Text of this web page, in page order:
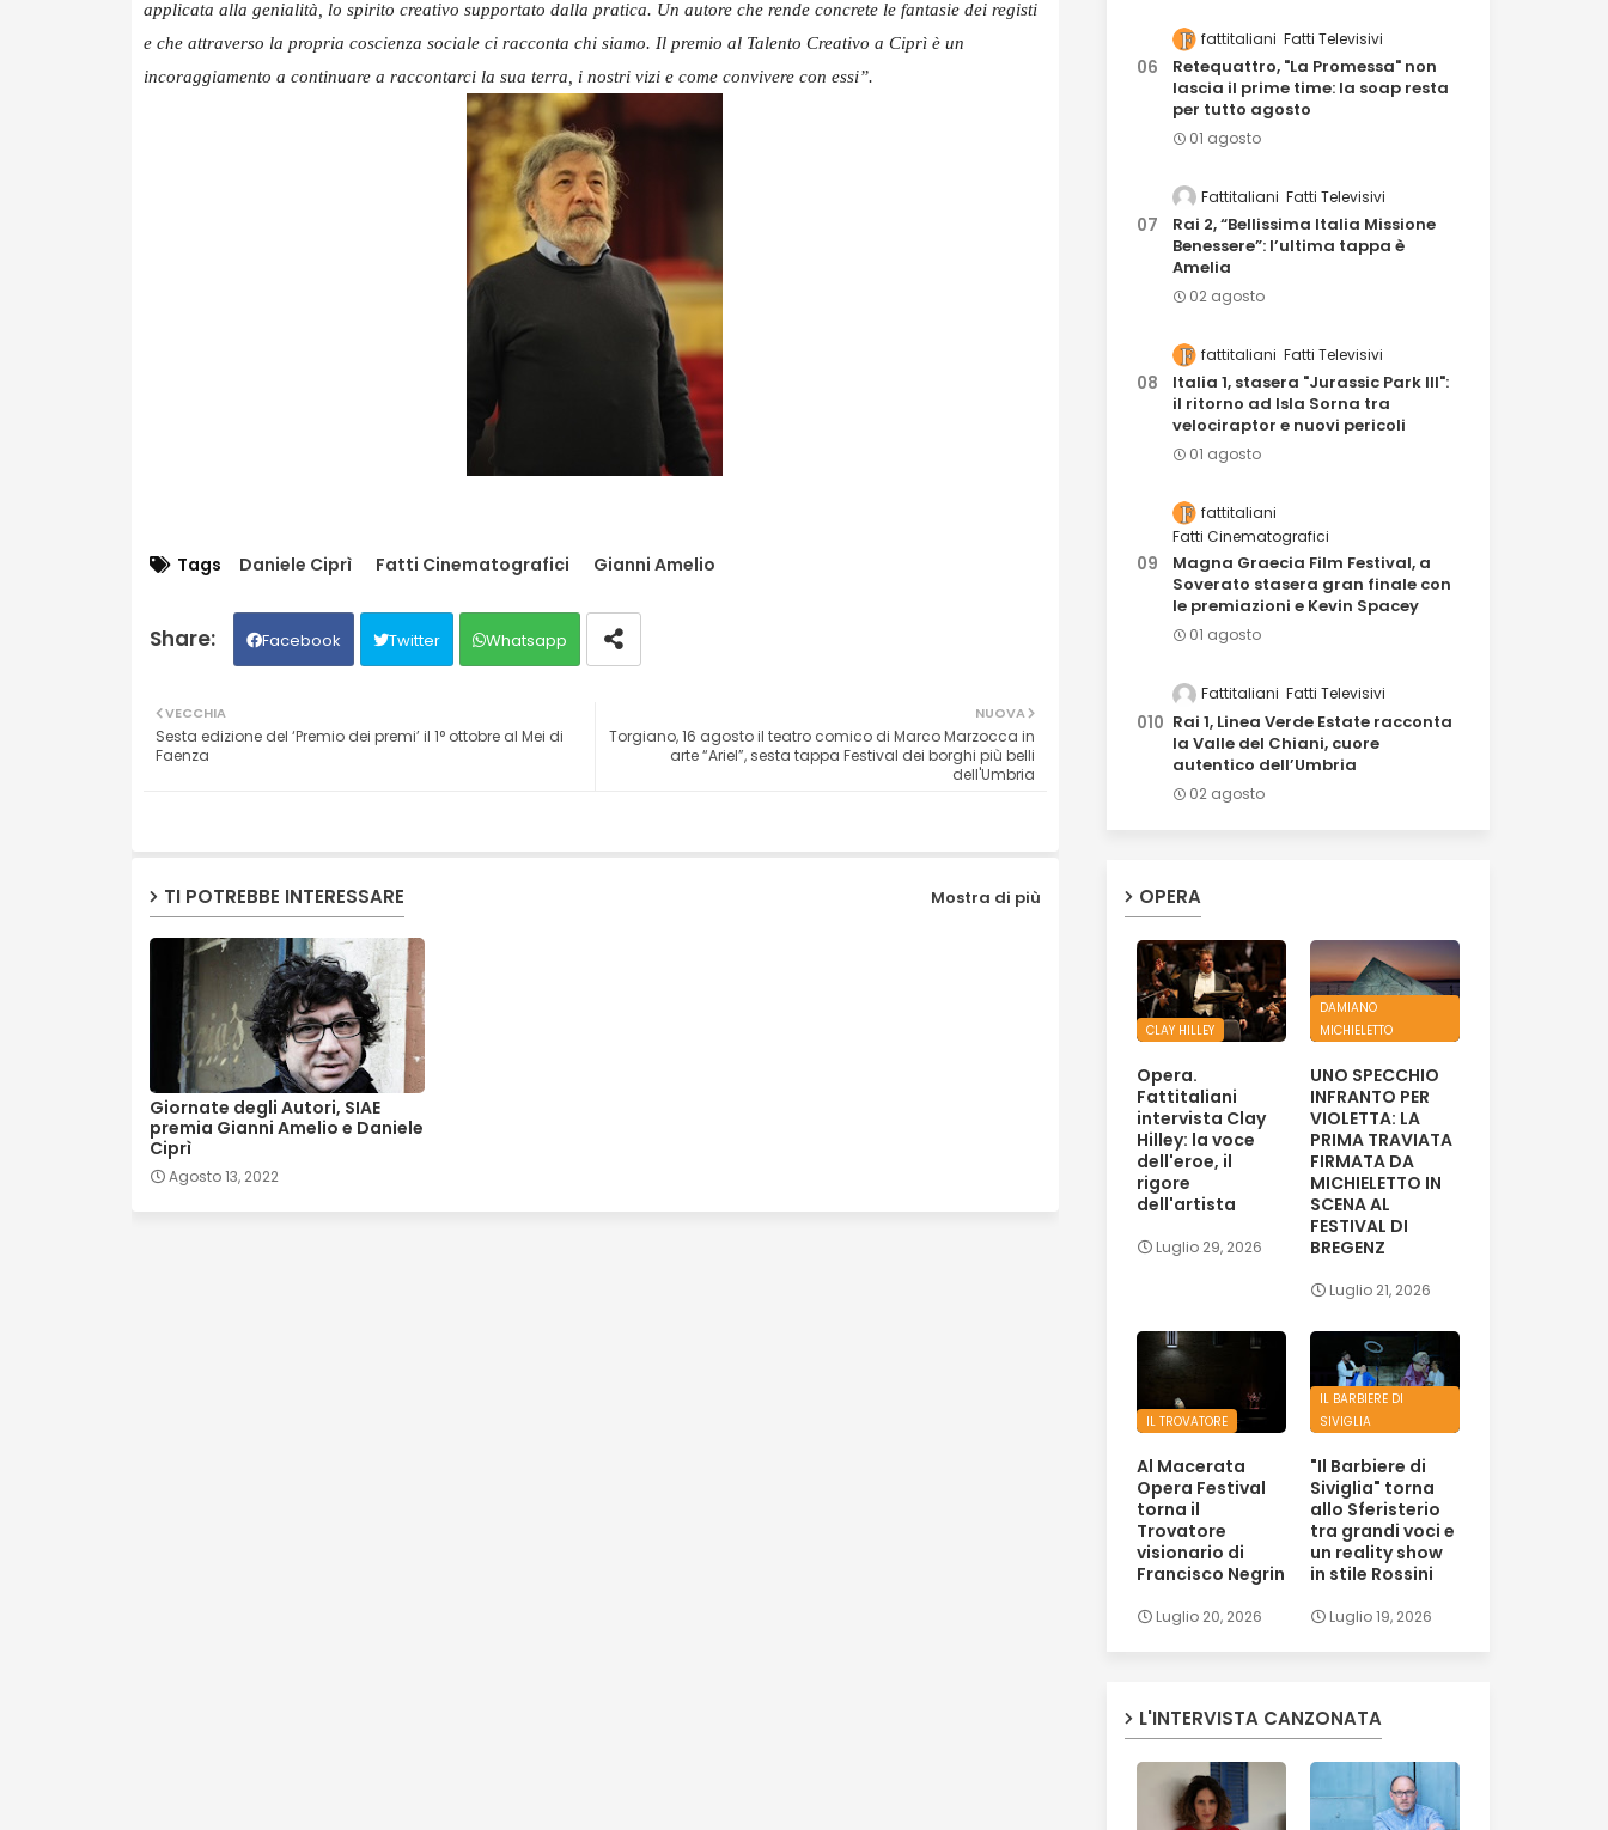
applicata alla genialità, lo spirito creativo supportato dalla pratica. Un autore che rende concrete le fantasie dei registi
e che attraverso la propria coscienza sociale ci racconta chi siamo. Il premio al Talento Creativo a Ciprì è un
incoraggiamento a continuare a raccontarci la sua terra, i nostri vizi e come convivere con essi”.
Tags Daniele Ciprì Fatti Cinematografici Gianni Amelio
Facebook Twitter Whatsapp
NUOVA
Torgiano, 16 agosto il teatro comico di Marco Marzocca in
arte “Ariel”, sesta tappa Festival dei borghi più belli
dell'Umbria
VECCHIA
Sesta edizione del ‘Premio dei premi’ il 1° ottobre al Mei di
Faenza
TI POTREBBE INTERESSARE Mostra di più
Giornate degli Autori, SIAE
premia Gianni Amelio e Daniele
Ciprì
Agosto 13, 2022
fattitaliani Fatti Televisivi
Retequattro, "La Promessa" non
lascia il prime time: la soap resta
per tutto agosto
01 agosto
Fattitaliani Fatti Televisivi
Rai 2, “Bellissima Italia Missione
Benessere”: l’ultima tappa è
Amelia
02 agosto
fattitaliani Fatti Televisivi
Italia 1, stasera "Jurassic Park III":
il ritorno ad Isla Sorna tra
velociraptor e nuovi pericoli
01 agosto
fattitaliani
Fatti Cinematografici
Magna Graecia Film Festival, a
Soverato stasera gran finale con
le premiazioni e Kevin Spacey
01 agosto
Fattitaliani Fatti Televisivi
Rai 1, Linea Verde Estate racconta
la Valle del Chiani, cuore
autentico dell’Umbria
02 agosto
OPERA
CLAY HILLEY
Opera.
Fattitaliani
intervista Clay
Hilley: la voce
dell'eroe, il
rigore
dell'artista
Luglio 29, 2026
DAMIANO
MICHIELETTO
UNO SPECCHIO
INFRANTO PER
VIOLETTA: LA
PRIMA TRAVIATA
FIRMATA DA
MICHIELETTO IN
SCENA AL
FESTIVAL DI
BREGENZ
Luglio 21, 2026
IL TROVATORE
Al Macerata
Opera Festival
torna il
Trovatore
visionario di
Francisco Negrin
Luglio 20, 2026
IL BARBIERE DI
SIVIGLIA
"Il Barbiere di
Siviglia" torna
allo Sferisterio
tra grandi voci e
un reality show
in stile Rossini
Luglio 19, 2026
L'INTERVISTA CANZONATA